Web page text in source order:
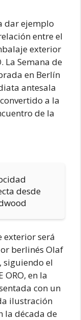
dar ejemplo
entre el
exterior
La Semana de
en Berlín
antesala
a la
de la
desde
exterior será
berlinés Olaf
siguiendo el
ORO, en la
con un
ilustración
la década de